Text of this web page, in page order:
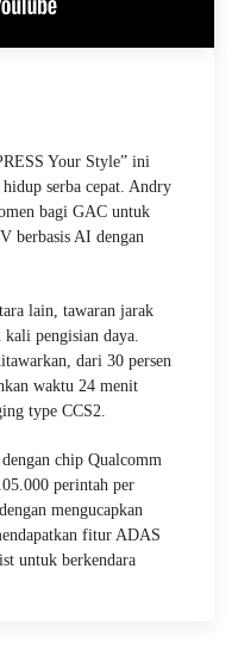
Your Style” ini
serba cepat. Andry
bagi GAC untuk
berbasis AI dengan
lain, tawaran jarak
pengisian daya.
dari 30 persen
waktu 24 menit
type CCS2.
chip Qualcomm
perintah per
mengucapkan
fitur ADAS
untuk berkendara